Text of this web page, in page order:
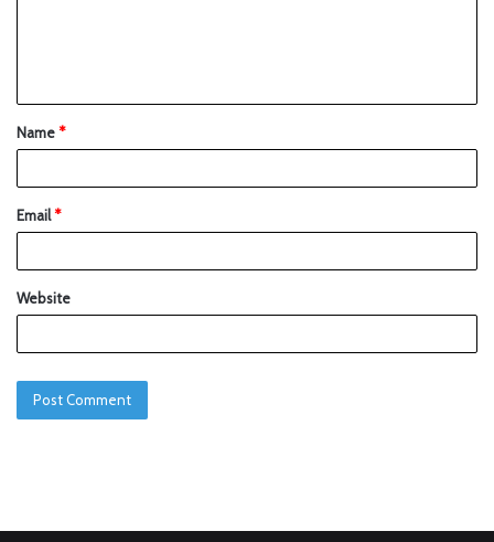
Name*
Email*
Website